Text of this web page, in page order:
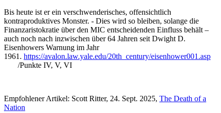
Bis heute ist er ein verschwenderisches, offensichtlich
kontraproduktives Monster. - Dies wird so bleiben, solange die
Finanzaristokratie über den MIC entscheidenden Einfluss behält –
auch noch nach inzwischen über 64 Jahren seit Dwight D.
Eisenhowers Warnung im Jahr
1961. https://avalon.law.yale.edu/20th_century/eisenhower001.asp
/Punkte IV, V, VI
Empfohlener Artikel: Scott Ritter, 24. Sept. 2025, The Death of a
Nation